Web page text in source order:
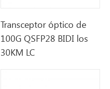
Transceptor óptico de
100G QSFP28 BIDI los
30KM LC